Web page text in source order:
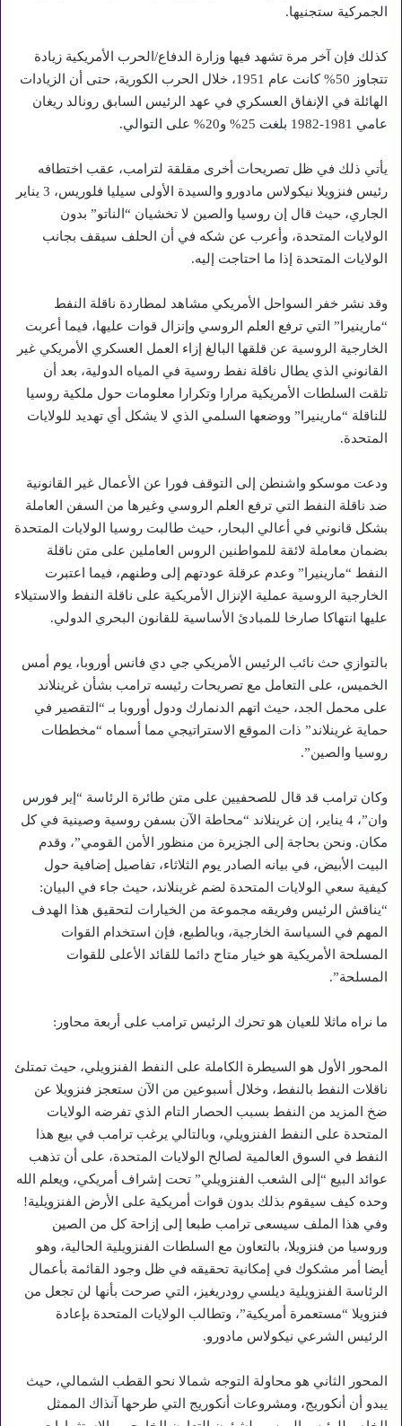
الجمركية ستجنيها.
كذلك فإن آخر مرة تشهد فيها وزارة الدفاع/الحرب الأمريكية زيادة
تتجاوز 50% كانت عام 1951، خلال الحرب الكورية، حتى أن الزيادات
الهائلة في الإنفاق العسكري في عهد الرئيس السابق رونالد ريغان
عامي 1981-1982 بلغت 25% و20% على التوالي.
يأتي ذلك في ظل تصريحات أخرى مقلقة لترامب، عقب اختطافه
رئيس فنزويلا نيكولاس مادورو والسيدة الأولى سيليا فلوريس، 3 يناير
الجاري، حيث قال إن روسيا والصين لا تخشيان “الناتو” بدون
الولايات المتحدة، وأعرب عن شكه في أن الحلف سيقف بجانب
الولايات المتحدة إذا ما احتاجت إليه.
وقد نشر خفر السواحل الأمريكي مشاهد لمطاردة ناقلة النفط
“مارينيرا” التي ترفع العلم الروسي وإنزال قوات عليها، فيما أعربت
الخارجية الروسية عن قلقها البالغ إزاء العمل العسكري الأمريكي غير
القانوني الذي يطال ناقلة نفط روسية في المياه الدولية، بعد أن
تلقت السلطات الأمريكية مرارا وتكرارا معلومات حول ملكية روسيا
للناقلة “مارينيرا” ووضعها السلمي الذي لا يشكل أي تهديد للولايات
المتحدة.
ودعت موسكو واشنطن إلى التوقف فورا عن الأعمال غير القانونية
ضد ناقلة النفط التي ترفع العلم الروسي وغيرها من السفن العاملة
بشكل قانوني في أعالي البحار، حيث طالبت روسيا الولايات المتحدة
بضمان معاملة لائقة للمواطنين الروس العاملين على متن ناقلة
النفط “مارينيرا” وعدم عرقلة عودتهم إلى وطنهم، فيما اعتبرت
الخارجية الروسية عملية الإنزال الأمريكية على ناقلة النفط والاستيلاء
عليها انتهاكا صارخا للمبادئ الأساسية للقانون البحري الدولي.
بالتوازي حث نائب الرئيس الأمريكي جي دي فانس أوروبا، يوم أمس
الخميس، على التعامل مع تصريحات رئيسه ترامب بشأن غرينلاند
على محمل الجد، حيث اتهم الدنمارك ودول أوروبا بـ “التقصير في
حماية غرينلاند” ذات الموقع الاستراتيجي مما أسماه “مخططات
روسيا والصين”.
وكان ترامب قد قال للصحفيين على متن طائرة الرئاسة “إير فورس
وان”، 4 يناير، إن غرينلاند “محاطة الآن بسفن روسية وصينية في كل
مكان. ونحن بحاجة إلى الجزيرة من منظور الأمن القومي”، وقدم
البيت الأبيض، في بيانه الصادر يوم الثلاثاء، تفاصيل إضافية حول
كيفية سعي الولايات المتحدة لضم غرينلاند، حيث جاء في البيان:
“يناقش الرئيس وفريقه مجموعة من الخيارات لتحقيق هذا الهدف
المهم في السياسة الخارجية، وبالطبع، فإن استخدام القوات
المسلحة الأمريكية هو خيار متاح دائما للقائد الأعلى للقوات
المسلحة”.
ما نراه ماثلا للعيان هو تحرك الرئيس ترامب على أربعة محاور:
المحور الأول هو السيطرة الكاملة على النفط الفنزويلي، حيث تمتلئ
ناقلات النفط بالنفط، وخلال أسبوعين من الآن ستعجز فنزويلا عن
ضخ المزيد من النفط بسبب الحصار التام الذي تفرضه الولايات
المتحدة على النفط الفنزويلي، وبالتالي يرغب ترامب في بيع هذا
النفط في السوق العالمية لصالح الولايات المتحدة، على أن تذهب
عوائد البيع “إلى الشعب الفنزويلي” تحت إشراف أمريكي، ويعلم الله
وحده كيف سيقوم بذلك بدون قوات أمريكية على الأرض الفنزويلية!
وفي هذا الملف سيسعى ترامب طبعا إلى إزاحة كل من الصين
وروسيا من فنزويلا، بالتعاون مع السلطات الفنزويلية الحالية، وهو
أيضا أمر مشكوك في إمكانية تحقيقه في ظل وجود القائمة بأعمال
الرئاسة الفنزويلية ديلسي رودريغيز، التي صرحت بأنها لن تجعل من
فنزويلا “مستعمرة أمريكية”، وتطالب الولايات المتحدة بإعادة
الرئيس الشرعي نيكولاس مادورو.
المحور الثاني هو محاولة التوجه شمالا نحو القطب الشمالي، حيث
يبدو أن أنكوريج، ومشروعات أنكوريج التي طرحها آنذاك الممثل